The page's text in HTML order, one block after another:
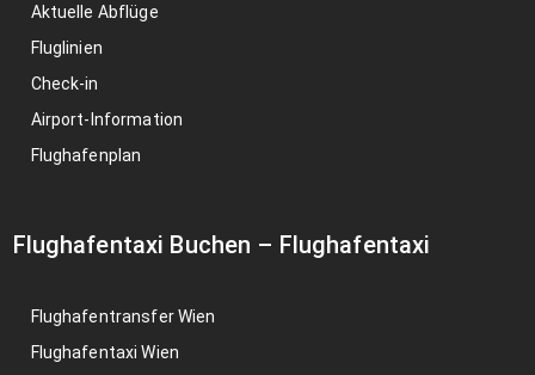
Aktuelle Abflüge
Fluglinien
Check-in
Airport-Information
Flughafenplan
Flughafentaxi Buchen – Flughafentaxi
Flughafentransfer Wien
Flughafentaxi Wien